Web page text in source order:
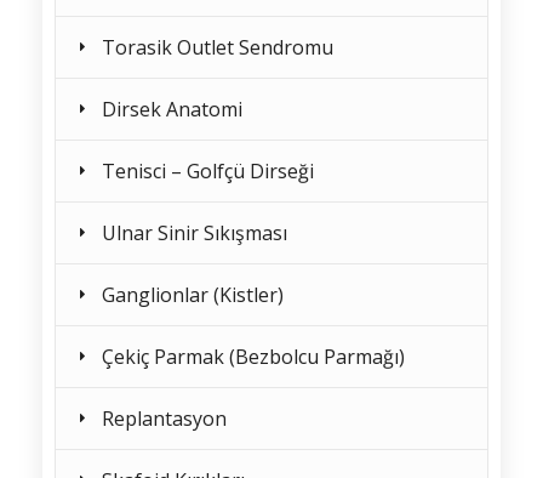
Torasik Outlet Sendromu
Dirsek Anatomi
Tenisci – Golfçü Dirseği
Ulnar Sinir Sıkışması
Ganglionlar (Kistler)
Çekiç Parmak (Bezbolcu Parmağı)
Replantasyon